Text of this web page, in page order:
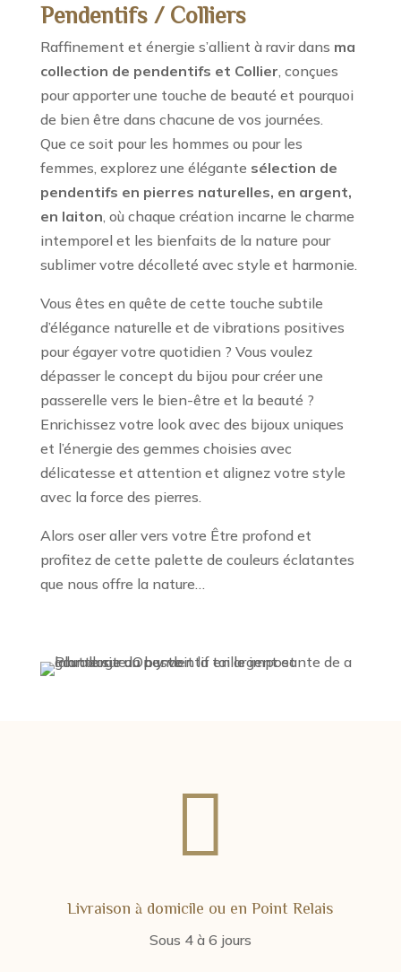
Pendentifs / Colliers
Raffinement et énergie s’allient à ravir dans ma
collection de pendentifs et Collier , conçues
pour apporter une touche de beauté et pourquoi
de bien être dans chacune de vos journées.
Que ce soit pour les hommes ou pour les
femmes, explorez une élégante sélection de
pendentifs en pierres naturelles, en argent,
en laiton , où chaque création incarne le charme
intemporel et les bienfaits de la nature pour
sublimer votre décolleté avec style et harmonie.
Vous êtes en quête de cette touche subtile
d’élégance naturelle et de vibrations positives
pour égayer votre quotidien ? Vous voulez
dépasser le concept du bijou pour créer une
passerelle vers le bien-être et la beauté ?
Enrichissez votre look avec des bijoux uniques
et l’énergie des gemmes choisies avec
délicatesse et attention et alignez votre style
avec la force des pierres.
Alors oser aller vers votre Être profond et
profitez de cette palette de couleurs éclatantes
que nous offre la nature…

Livraison à domicile ou en Point Relais
Sous 4 à 6 jours